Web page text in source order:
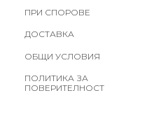
ПРИ СПОРОВЕ
ДОСТАВКА
ОБЩИ УСЛОВИЯ
ПОЛИТИКА ЗА
ПОВЕРИТЕЛНОСТ